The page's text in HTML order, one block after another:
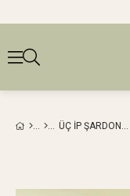
ÜÇ İP ŞARDONLU PENYE YUMUŞACIK KREM ILE EKRU ARASI RENKTE (EN 150 CM X BOY 150 CM)